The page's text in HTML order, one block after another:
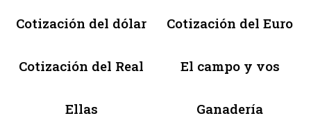
Cotización del dólar Cotización del Euro
Cotización del Real El campo y vos
Ellas Ganadería